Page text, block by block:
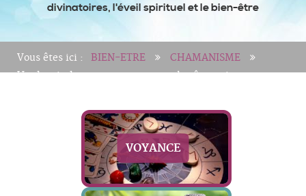
divinatoires, l'éveil spirituel et le bien-être
Vous êtes ici : BIEN-ETRE
CHAMANISME
Un devoir de respect envers tous les êtres vivants
VOYANCE